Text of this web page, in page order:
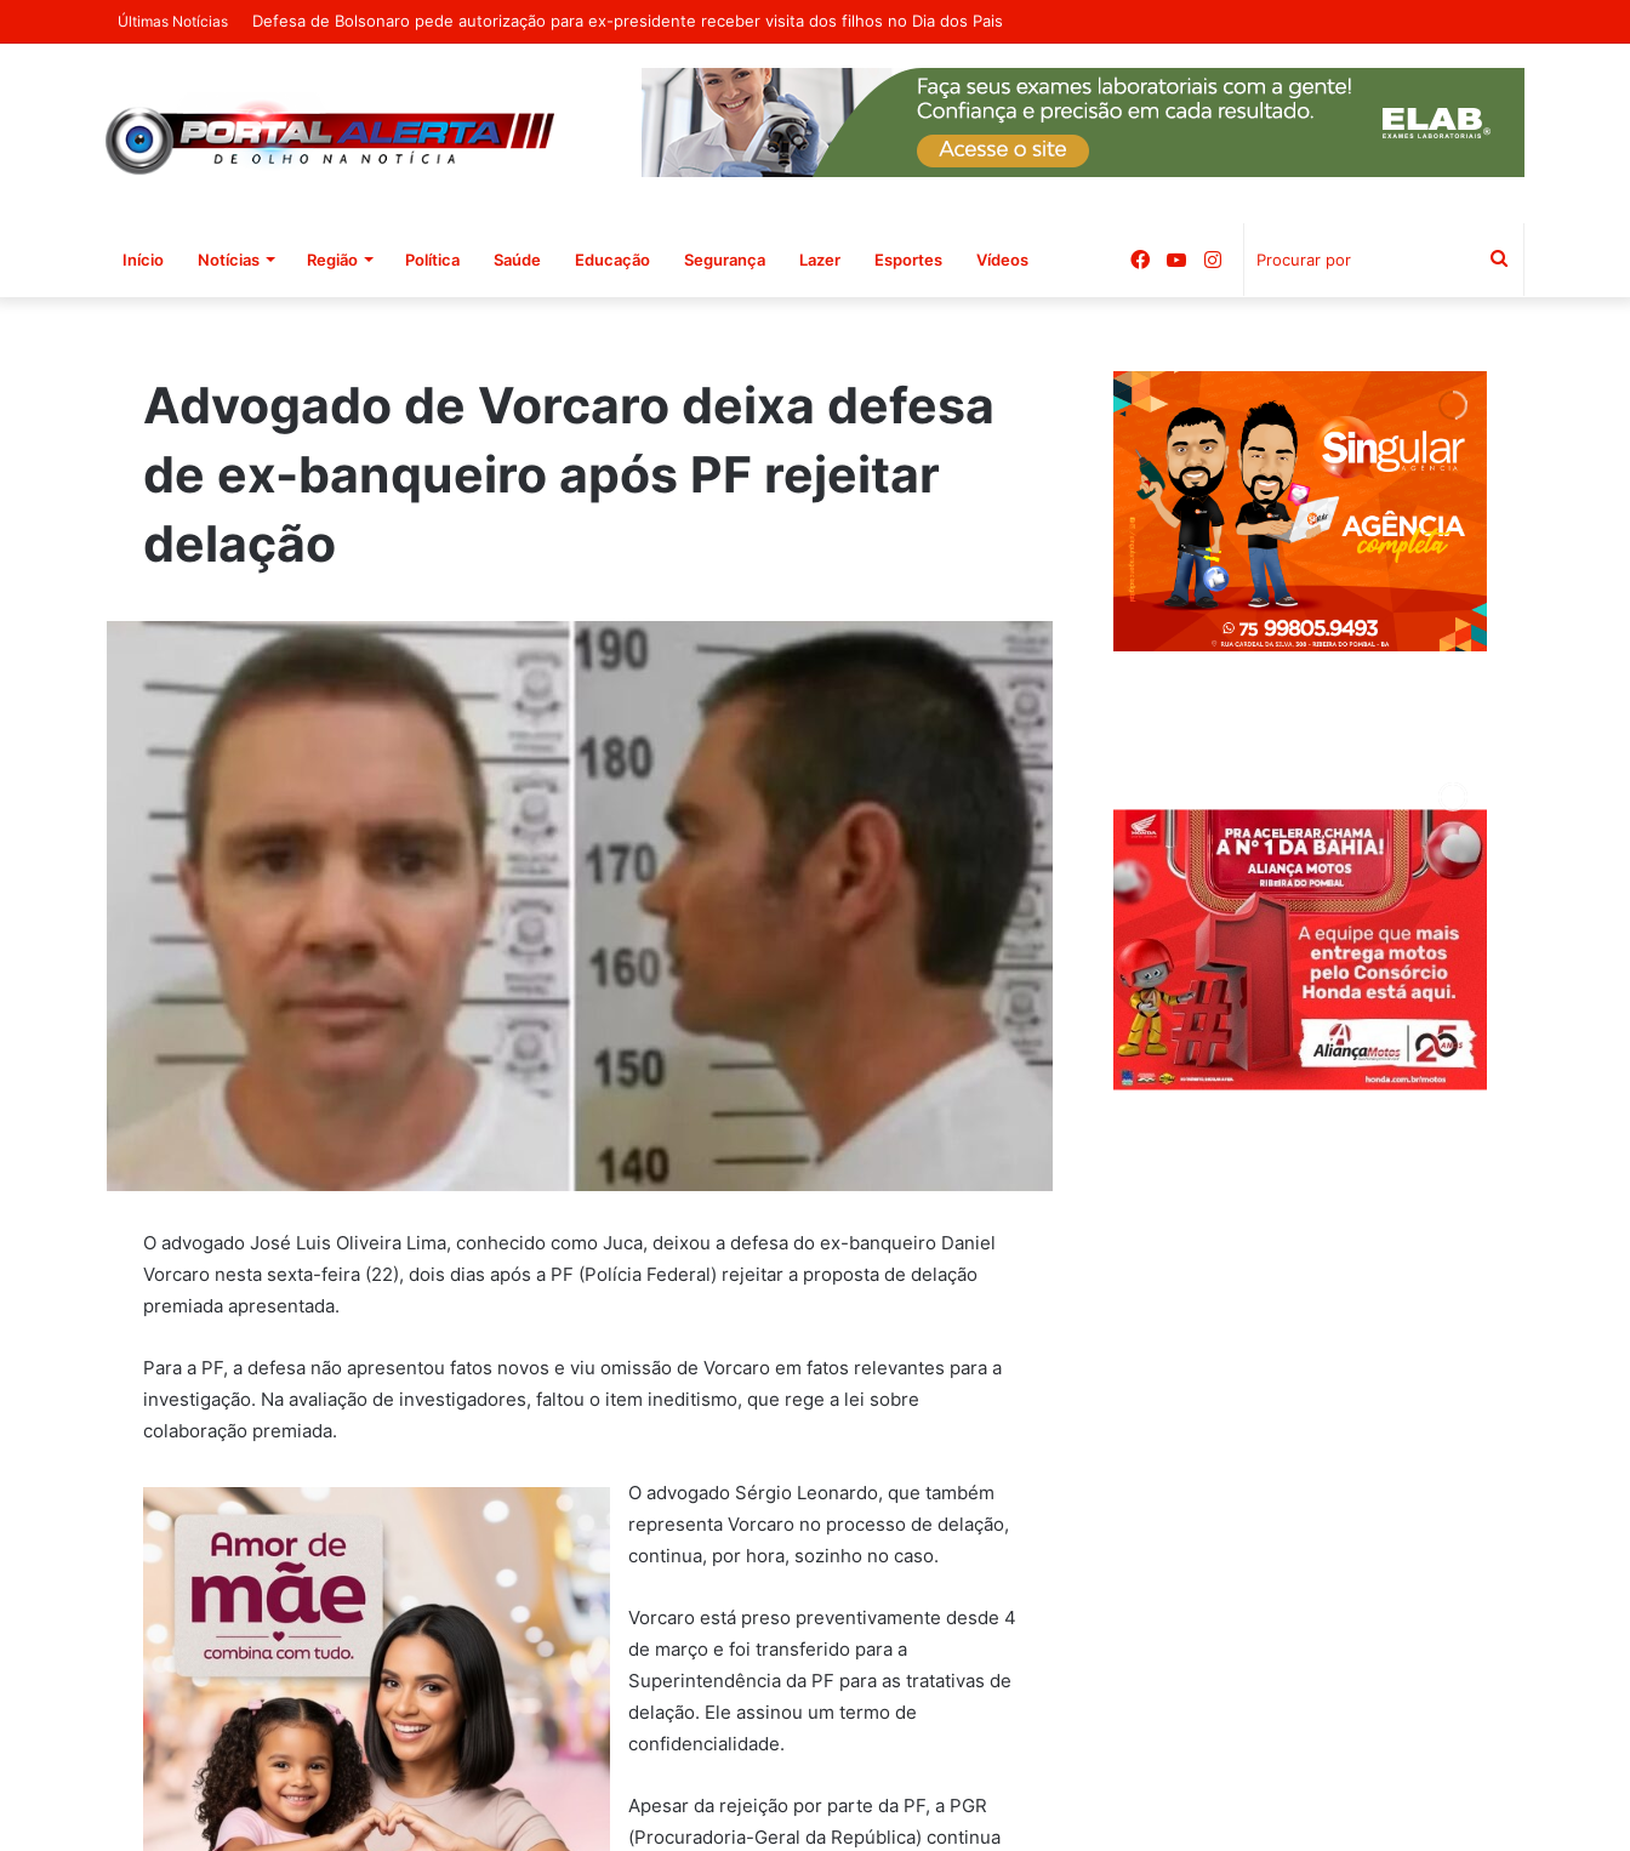
Últimas Notícias Agosto Lilás destaca a importância do Departamento de Políticas Públicas para as Mulheres em Ribeira do Pombal
Início Notícias Região Política Saúde Educação Segurança Lazer Esportes Vídeos Procurar
Instagram
YouTube
Facebook
Advogado de Vorcaro deixa defesa
de ex-banqueiro após PF rejeitar
delação
O advogado José Luis Oliveira Lima, conhecido como Juca, deixou a defesa do ex-banqueiro Daniel
Vorcaro nesta sexta-feira (22), dois dias após a PF (Polícia Federal) rejeitar a proposta de delação
premiada apresentada.
Para a PF, a defesa não apresentou fatos novos e viu omissão de Vorcaro em fatos relevantes para a
investigação. Na avaliação de investigadores, faltou o item ineditismo, que rege a lei sobre
colaboração premiada.
O advogado Sérgio Leonardo, que também
representa Vorcaro no processo de delação,
continua, por hora, sozinho no caso.
Vorcaro está preso preventivamente desde 4
de março e foi transferido para a
Superintendência da PF para as tratativas de
delação. Ele assinou um termo de
confidencialidade.
Apesar da rejeição por parte da PF, a PGR
(Procuradoria-Geral da República) continua